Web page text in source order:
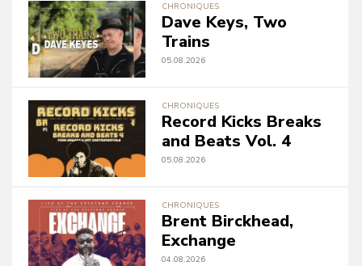
CHRONIQUES
Dave Keys, Two
Trains
05.08.2026
CHRONIQUES
Record Kicks Breaks
and Beats Vol. 4
05.08.2026
CHRONIQUES
Brent Birckhead,
Exchange
04.08.2026